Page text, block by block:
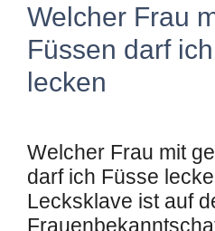
Welcher Frau
Füssen darf
lecken
Welcher Frau mit
darf ich Füsse
Lecksklave ist auf